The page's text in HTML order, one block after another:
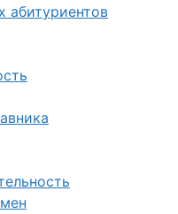
абитуриентов